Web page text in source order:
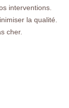
interventions.
la qualité.
cher.